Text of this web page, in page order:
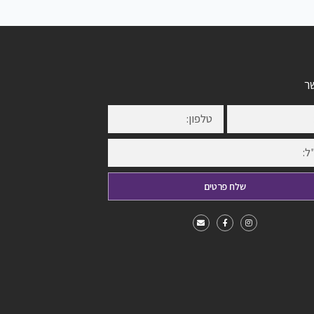
שלח פרטים